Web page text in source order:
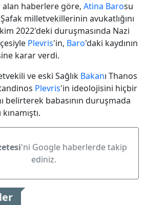
alan haberlere göre, Atina Barosu
milletvekillerinin avukatlığını
2022'deki duruşmasında Nazi
Plevris'in, Baro'daki kaydının
karar verdi.
ve eski Sağlık Bakanı Thanos
Plevris'in ideolojisini hiçbir
belirterek babasının duruşmada
'ni Google haberlerde takip
ediniz.